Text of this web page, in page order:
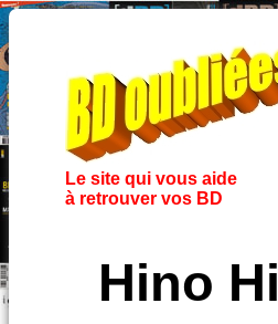
Le site qui vous aide
à retrouver vos BD
Hino